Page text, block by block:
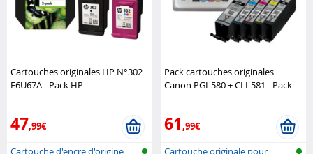
Cartouches originales HP N°302
F6U67A - Pack HP
47,99€
Cartouche d'encre d'origine
Pack cartouches originales
Canon PGI-580 + CLI-581 - Pack
61,99€
Cartouche originale pour